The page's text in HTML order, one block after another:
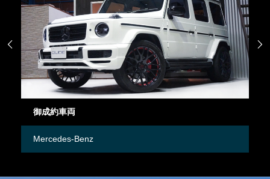
御成約車両
Mercedes-Benz
 